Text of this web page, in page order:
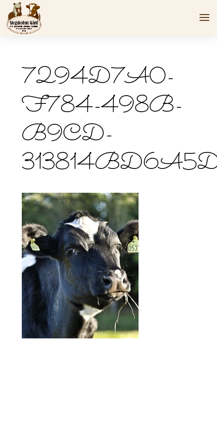
7294D7A0-
F784-498B-
B9CD-